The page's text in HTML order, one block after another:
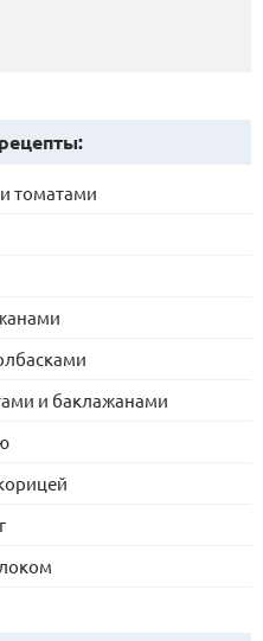
томатами
и баклажанами